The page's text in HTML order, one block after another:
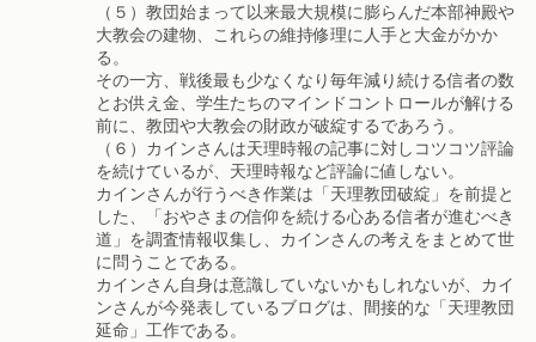
（５）教団始まって以来最大規模に膨らんだ本部神殿や
大教会の建物、これらの維持修理に人手と大金がかか
る。
その一方、戦後最も少なくなり毎年減り続ける信者の数
とお供え金、学生たちのマインドコントロールが解ける
前に、教団や大教会の財政が破綻するであろう。
（６）カインさんは天理時報の記事に対しコツコツ評論
を続けているが、天理時報など評論に値しない。
カインさんが行うべき作業は「天理教団破綻」を前提と
した、「おやさまの信仰を続ける心ある信者が進むべき
道」を調査情報収集し、カインさんの考えをまとめて世
に問うことである。
カインさん自身は意識していないかもしれないが、カイ
ンさんが今発表しているブログは、間接的な「天理教団
延命」工作である。